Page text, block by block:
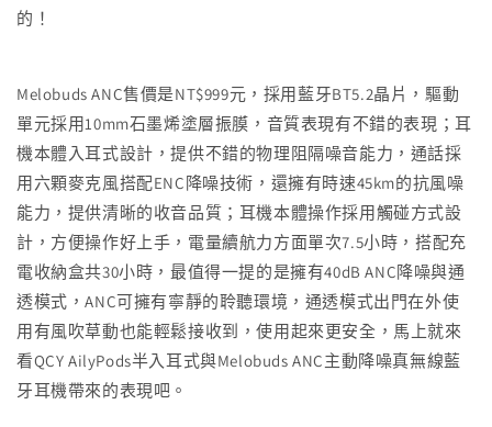
的！
Melobuds ANC售價是NT$999元，採用藍牙BT5.2晶片，驅動
單元採用10mm石墨烯塗層振膜，音質表現有不錯的表現；耳
機本體入耳式設計，提供不錯的物理阻隔噪音能力，通話採
用六顆麥克風搭配ENC降噪技術，還擁有時速45km的抗風噪
能力，提供清晰的收音品質；耳機本體操作採用觸碰方式設
計，方便操作好上手，電量續航力方面單次7.5小時，搭配充
電收納盒共30小時，最值得一提的是擁有40dB ANC降噪與通
透模式，ANC可擁有寧靜的聆聽環境，通透模式出門在外使
用有風吹草動也能輕鬆接收到，使用起來更安全，馬上就來
看QCY AilyPods半入耳式與Melobuds ANC主動降噪真無線藍
牙耳機帶來的表現吧。